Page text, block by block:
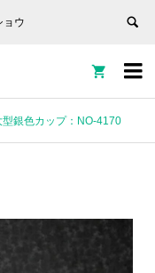
ョウ


型銀色カップ：NO-4170